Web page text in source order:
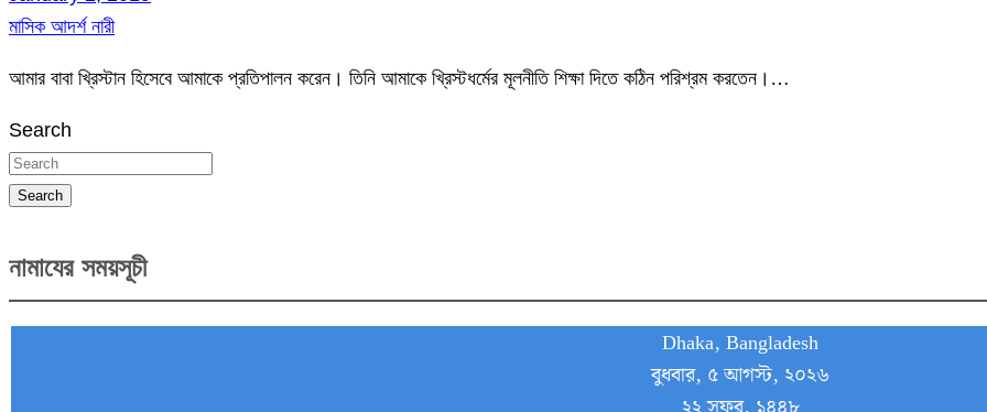
মাসিক আদর্শ নারী
আমার বাবা খ্রিস্টান হিসেবে আমাকে প্রতিপালন করেন। তিনি আমাকে খ্রিস্টধর্মের মূলনীতি শিক্ষা দিতে কঠিন পরিশ্রম করতেন।…
Search
Search
নামাযের সময়সূচী
Dhaka, Bangladesh
বুধবার, ৫ আগস্ট, ২০২৬